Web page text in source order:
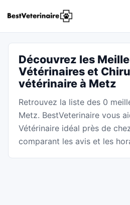
Découvrez les
Vétérinaires et
vétérinaire à Metz
Retrouvez la liste des 0
Metz. BestVeterinaire vous
Vétérinaire idéal près de
comparant les avis et les